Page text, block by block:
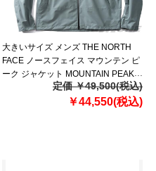
大きいサイズ メンズ THE NORTH
FACE ノースフェイス マウンテン ピ
ーク ジャケット MOUNTAIN PEAK
JACKET USA直輸入 nj2hq01a
定価 ￥49,500(税込)
￥44,550(税込)